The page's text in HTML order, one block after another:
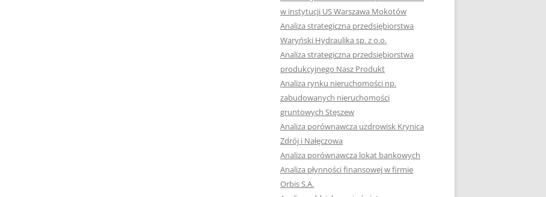
HIPOTEZY W PRACACH
DYPLOMOWYCH
JAK PRZYGOTOWAĆ SIĘ DO
OBRONY PRACY DYPLOMOWEJ
w instytucji US Warszawa Mokotów
Analiza strategiczna przedsiębiorstwa
Waryński Hydraulika sp. z o.o.
Analiza strategiczna przedsiębiorstwa
produkcyjnego Nasz Produkt
Analiza rynku nieruchomości np.
zabudowanych nieruchomości
gruntowych Stęszew
Analiza porównawcza uzdrowisk Krynica
Zdrój i Nałęczowa
Analiza porównawcza lokat bankowych
Analiza płynności finansowej w firmie
Orbis S.A.